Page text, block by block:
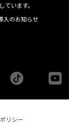
ています。
入のお知らせ
tiktok
リシー